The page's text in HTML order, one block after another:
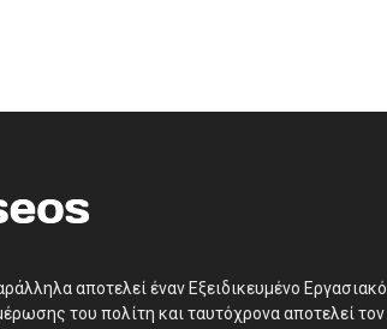
αποτελεί έναν Εξειδικευμένο Εργασιακό
του πολίτη και ταυτόχρονα αποτελεί τον